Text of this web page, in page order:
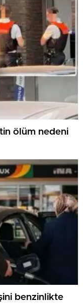
ölüm nedeni
benzinlikte